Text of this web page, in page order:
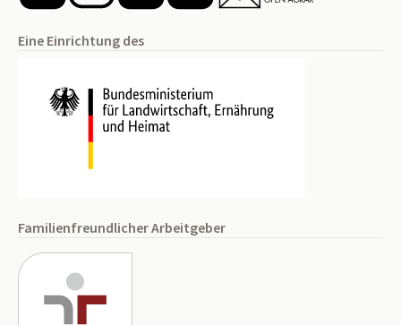
Eine Einrichtung des
Familienfreundlicher Arbeitgeber